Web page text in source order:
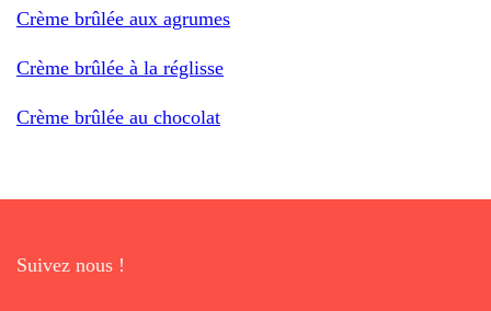
Crème brûlée aux agrumes
Crème brûlée à la réglisse
Crème brûlée au chocolat
Suivez nous !